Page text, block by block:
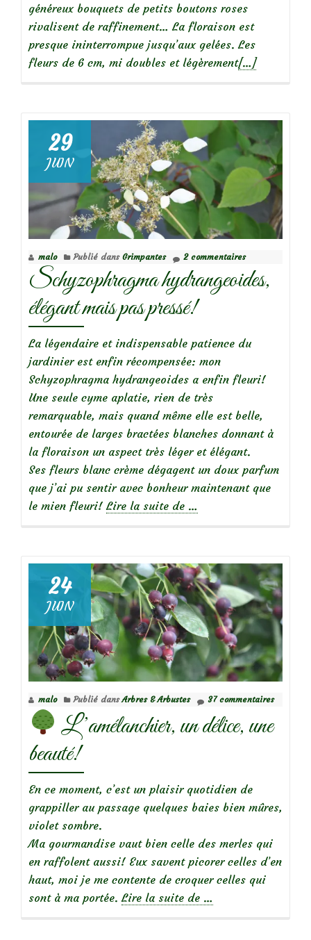
généreux bouquets de petits boutons roses
rivalisent de raffinement… La floraison est
presque ininterrompue jusqu’aux gelées. Les
fleurs de 6 cm, mi doubles et légèrementEn
Focus
le
rosier
‘Sourire
d’Orchidée’
[…]
29
JUIN
malo Publié dans Grimpantes 2 commentaires
Schyzophragma hydrangeoides,
élégant mais pas pressé!
La légendaire et indispensable patience du
jardinier est enfin récompensée: mon
Schyzophragma hydrangeoides a enfin fleuri!
Une seule cyme aplatie, rien de très
remarquable, mais quand même elle est belle,
entourée de larges bractées blanches donnant à
la floraison un aspect très léger et élégant.
Ses fleurs blanc crème dégagent un doux parfum
que j’ai pu sentir avec bonheur maintenant que
le mien fleuri! Lire la suite de
élégant
mais
pas
pressé!
…
24
JUIN
malo Publié dansArbres & Arbustes 37 commentaires
L’amélanchier, un délice, une
beauté!
En ce moment, c’est un plaisir quotidien de
grappiller au passage quelques baies bien mûres,
violet sombre.
Ma gourmandise vaut bien celle des merles qui
en raffolent aussi! Eux savent picorer celles d’en
haut, moi je me contente de croquer celles qui
sont à ma portée. Lire la suite de …